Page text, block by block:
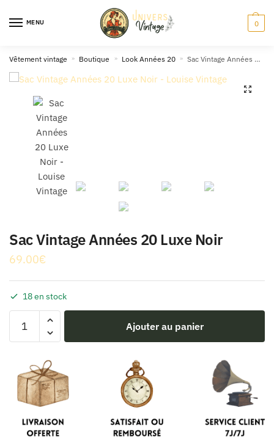
MENU 0
Vêtement vintage » Boutique » Look Années 20 » Sac Vintage Années 20 Luxe Noir
🔍
Sac Vintage Années 20 Luxe Noir
69.00€
18 en stock
Sac
Années
20
Luxe
Noir
Ajouter au panier